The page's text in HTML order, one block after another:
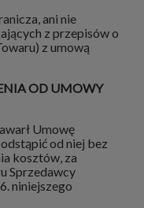
ani nie
z przepisów o
z umową
OD UMOWY
Umowę
od niej bez
kosztów, za
Sprzedawcy
niniejszego